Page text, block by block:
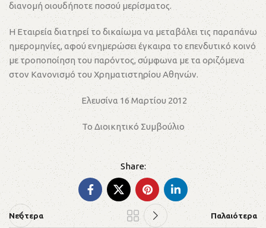
διανομή οιουδήποτε ποσού μερίσματος.
Η Εταιρεία διατηρεί το δικαίωμα να μεταβάλει τις παραπάνω
ημερομηνίες, αφού ενημερώσει έγκαιρα το επενδυτικό κοινό
με τροποποίηση του παρόντος, σύμφωνα με τα οριζόμενα
στον Κανονισμό του Χρηματιστηρίου Αθηνών.
Ελευσίνα 16 Μαρτίου 2012
Το Διοικητικό Συμβούλιο
Νεότερα Παλαιότερα